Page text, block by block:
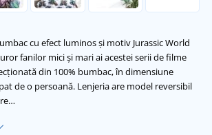
cu efect luminos și motiv Jurassic World
fanilor mici și mari ai acestei serii de filme
din 100% bumbac, în dimensiune
de o persoană. Lenjeria are model reversibil